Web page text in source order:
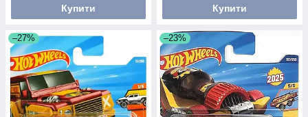
Купити Купити
–27% –23%